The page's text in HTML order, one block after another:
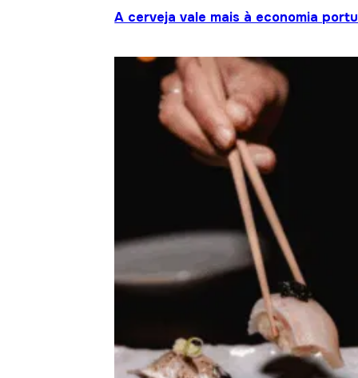
A cerveja vale mais à economia